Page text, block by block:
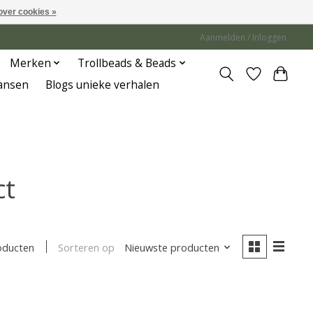
Aanmelden / Inloggen
Merken
Trollbeads & Beads
Blogs unieke verhalen
Sorteren op Nieuwste producten
cookies »